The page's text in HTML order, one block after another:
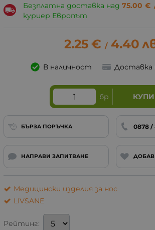
Безплатна доставка над 75.00 €
куриер Европът
2.25 € / 4.40
В наличност Доставка
бр КУПИ
БЪРЗА ПОРЪЧКА 0878 /
НАПРАВИ ЗАПИТВАНЕ
Медицински изделия за нос
LIVSANE
Рейтинг: